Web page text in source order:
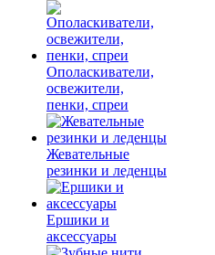
Ополаскиватели,
освежители,
пенки, спреи
Жевательные
резинки и леденцы
Ершики и
аксессуары